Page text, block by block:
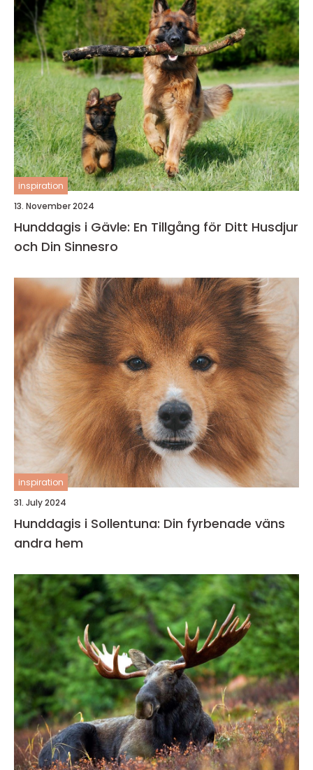
inspiration
13. November 2024
Hunddagis i Gävle: En Tillgång för Ditt Husdjur
och Din Sinnesro
inspiration
31. July 2024
Hunddagis i Sollentuna: Din fyrbenade väns
andra hem